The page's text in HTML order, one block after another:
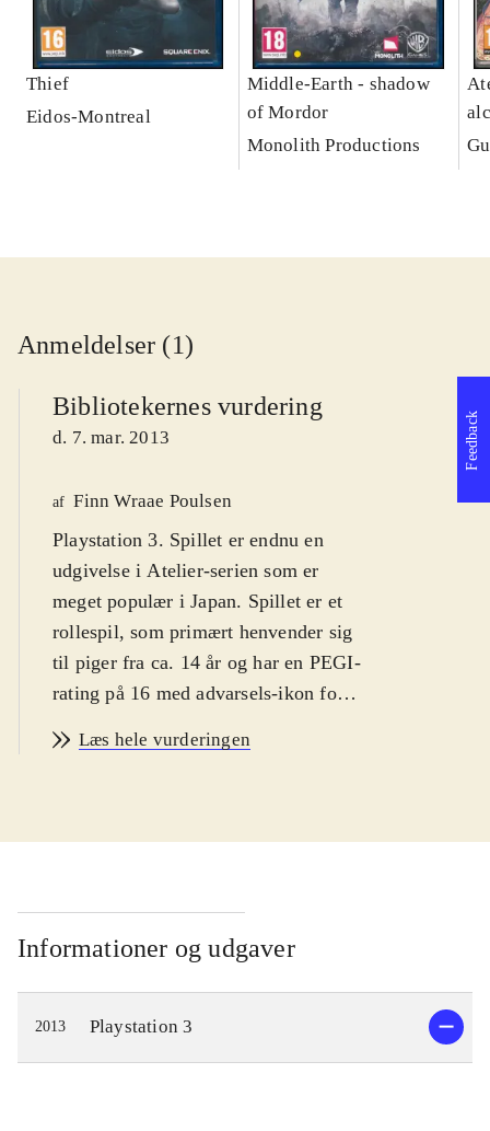
Thief
Eidos-Montreal
Middle-Earth - shadow
of Mordor
Monolith Productions
Anmeldelser (1)
Bibliotekernes vurdering
d. 7. mar. 2013
af Finn Wraae Poulsen
Playstation 3. Spillet er endnu en
udgivelse i Atelier-serien som er
meget populær i Japan. Spillet er et
rollespil, som primært henvender sig
til piger fra ca. 14 år og har en PEGI-
rating på 16 med advarsels-ikon for
Spillets hovedperson er den ensomme
ude på landet. Hendes bedstefar er
forsvundet. Spillets mål er derfor at
genforene Ayesha med sin lillesøster.
En dag da Ayesha besøger Nio's
gravsted, finder hun ud af at hun
muligvis stadig er i live og
eftersøgningen kan begynde. Dette
Læs hele vurderingen
Informationer og udgaver
2013 Playstation 3
Feedback